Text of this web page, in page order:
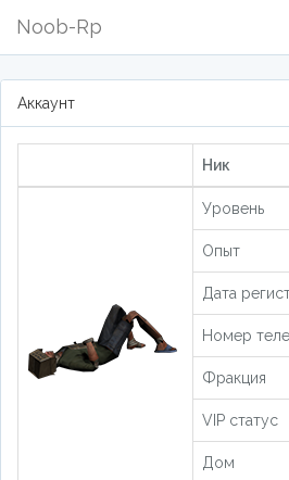
Noob-Rp
Аккаунт
Ник
Уровень
Опыт
Дата
Номер
Фракция
VIP статус
Дом